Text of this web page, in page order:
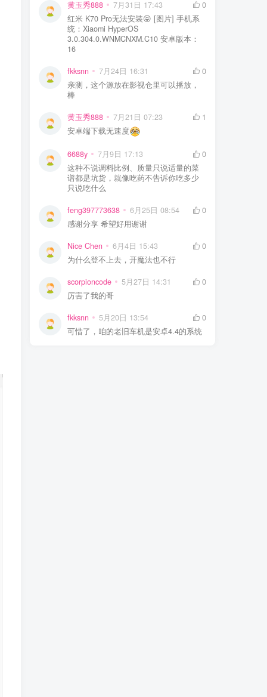
黄玉秀888 7月31日 17:43
0
红米 K70 Pro无法安装😝 [图片] 手机系
统：Xiaomi HyperOS
3.0.304.0.WNMCNXM.C10 安卓版本：
16
fkksnn 7月24日 16:31
0
亲测，这个源放在影视仓里可以播放，
棒
黄玉秀888 7月21日 07:23
1
安卓端下载无速度
6688y 7月9日 17:13
0
这种不说调料比例、质量只说适量的菜
谱都是坑货，就像吃药不告诉你吃多少
只说吃什么
feng397773638 6月25日 08:54
0
感谢分享 希望好用谢谢
Nice Chen 6月4日 15:43
0
为什么登不上去，开魔法也不行
scorpioncode 5月27日 14:31
0
厉害了我的哥
fkksnn 5月20日 13:54
0
可惜了，咱的老旧车机是安卓4.4的系统